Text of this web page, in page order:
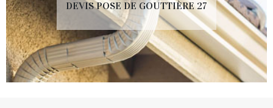
DEVIS POSE DE GOUTTIÈRE 27